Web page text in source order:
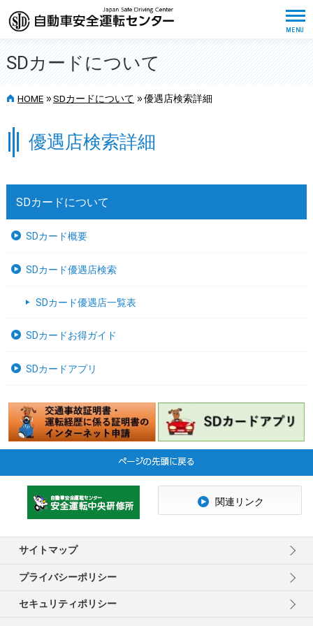
SDカードについて
HOME >> SDカードについて >> 優遇店検索詳細
優遇店検索詳細
SDカードについて
SDカード概要
SDカード優遇店検索
SDカード優遇店一覧表
SDカードお得ガイド
SDカードアプリ
サイトマップ
プライバシーポリシー
セキュリティポリシー
関連リンク